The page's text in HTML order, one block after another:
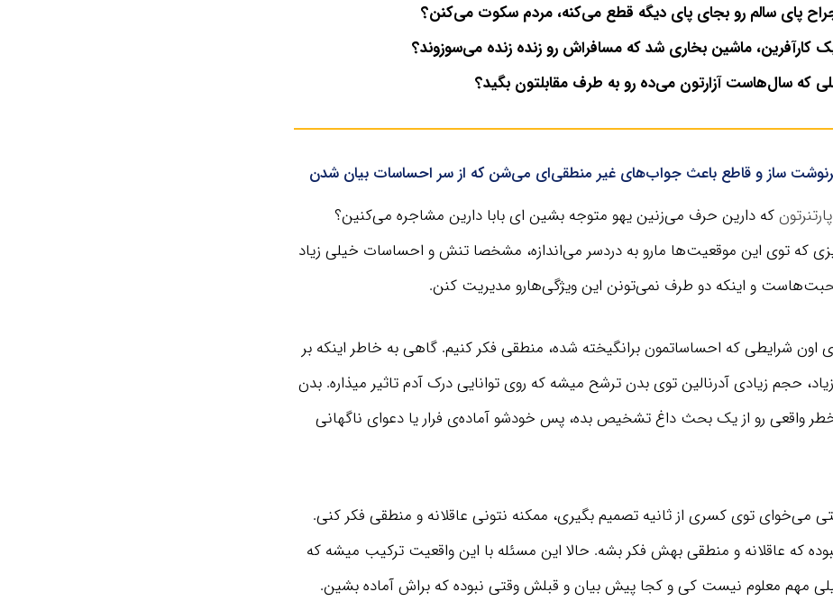
پای سالم رو بجای پای دیگه قطع می‌کنه، مردم سکوت می‌کنن؟
کارآفرین، ماشین بخاری شد که مسافراش رو زنده زنده می‌سوزوند؟
که سال‌هاست آزارتون می‌ده رو به طرف مقابلتون بگید؟
ساز و قاطع باعث جواب‌های غیر منطقی‌ای می‌شن که از سر احساسات بیان شدن
پارتنرتونکه دارین حرف می‌زنین یهو متوجه بشین ای بابا دارین مشاجره می‌کنین؟
که توی این موقعیت‌ها مارو به دردسر می‌اندازه، مشخصا تنش و احساسات خیلی زیاد
و اینکه دو طرف نمی‌تونن این ویژگی‌هارو مدیریت کنن.
اون شرایطی که احساساتمون برانگیخته شده، منطقی فکر کنیم. گاهی به خاطر اینکه بر
حجم زیادی آدرنالین توی بدن ترشح میشه که روی توانایی درک آدم تاثیر میذاره. بدن
واقعی رو از یک بحث داغ تشخیص بده، پس خودشو آماده‌ی فرار یا دعوای ناگهانی
می‌خوای توی کسری از ثانیه تصمیم بگیری، ممکنه نتونی عاقلانه و منطقی فکر کنی.
که عاقلانه و منطقی بهش فکر بشه. حالا این مسئله با این واقعیت ترکیب میشه که
مهم معلوم نیست کی و کجا پیش بیان و قبلش وقتی نبوده که براش آماده بشین.